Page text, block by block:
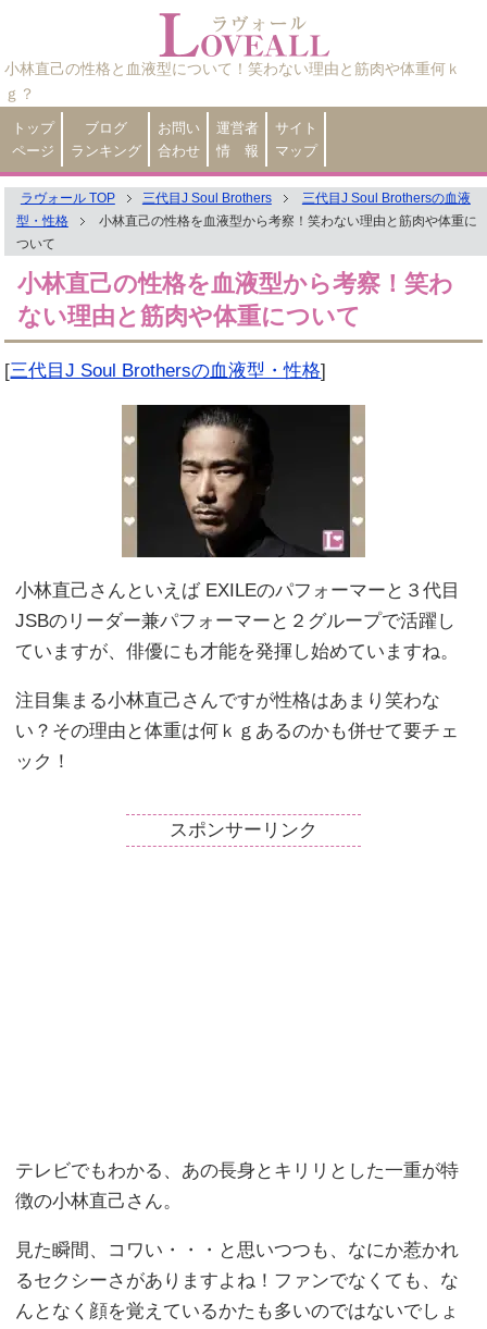
小林直己の性格と血液型について！笑わない理由と筋肉や体重何ｋ
ｇ？
トップ
ページ
ブログ
ランキング
お問い
合わせ
運営者
情 報
サイト
マップ
ラヴォール TOP 三代目J Soul Brothers
三代目J Soul Brothersの血液
型・性格
小林直己の性格を血液型から考察！笑わない理由と筋肉や体重に
ついて
小林直己の性格を血液型から考察！笑わ
ない理由と筋肉や体重について
[三代目J Soul Brothersの血液型・性格]
小林直己さんといえば EXILEのパフォーマーと３代目
JSBのリーダー兼パフォーマーと２グループで活躍し
ていますが、俳優にも才能を発揮し始めていますね。
注目集まる小林直己さんですが性格はあまり笑わな
い？その理由と体重は何ｋｇあるのかも併せて要チェ
ック！
スポンサーリンク
テレビでもわかる、あの長身とキリリとした一重が特
徴の小林直己さん。
見た瞬間、コワい・・・と思いつつも、なにか惹かれ
るセクシーさがありますよね！ファンでなくても、な
んとなく顔を覚えているかたも多いのではないでしょ